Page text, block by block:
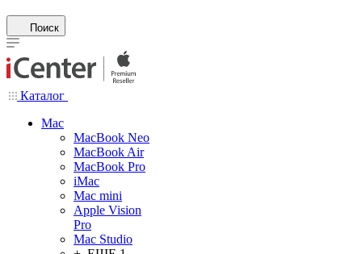
Поиск
Каталог
Mac
MacBook Neo
MacBook Air
MacBook Pro
iMac
Mac mini
Apple Vision
Pro
Mac Studio